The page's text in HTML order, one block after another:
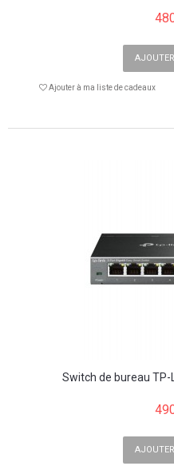
Ajouter à ma liste de cadeaux
Switch de bureau TP-